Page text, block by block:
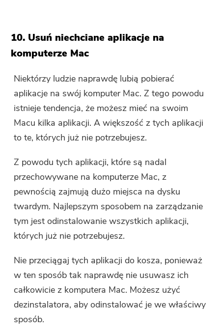
10. Usuń niechciane aplikacje na
komputerze Mac
Niektórzy ludzie naprawdę lubią pobierać
aplikacje na swój komputer Mac. Z tego powodu
istnieje tendencja, że ​​​​możesz mieć na swoim
Macu kilka aplikacji. A większość z tych aplikacji
to te, których już nie potrzebujesz.
Z powodu tych aplikacji, które są nadal
przechowywane na komputerze Mac, z
pewnością zajmują dużo miejsca na dysku
twardym. Najlepszym sposobem na zarządzanie
tym jest odinstalowanie wszystkich aplikacji,
których już nie potrzebujesz.
Nie przeciągaj tych aplikacji do kosza, ponieważ
w ten sposób tak naprawdę nie usuwasz ich
całkowicie z komputera Mac. Możesz użyć
dezinstalatora, aby odinstalować je we właściwy
sposób.